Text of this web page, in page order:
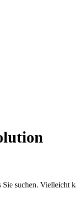
suchen. Vielleicht